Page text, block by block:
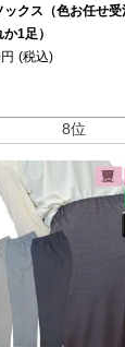
ックス（色お任せ受
1足）
(税込)
8位